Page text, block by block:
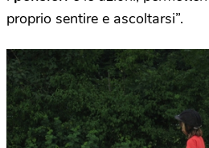
proprio sentire e ascoltarsi”.